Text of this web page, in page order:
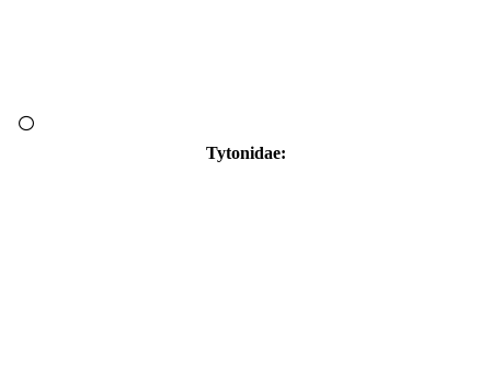
Tytonidae: